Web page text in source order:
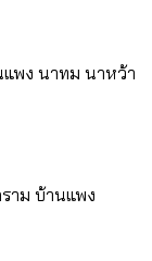
แพง นาทม นาหว้า
าม บ้านแพง